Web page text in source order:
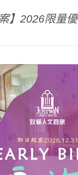
】2026限量